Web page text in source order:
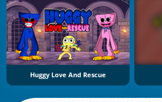
Huggy Love And Rescue